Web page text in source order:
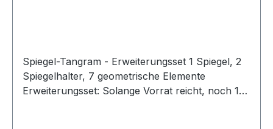
Spiegel-Tangram - Erweiterungsset 1 Spiegel, 2
Spiegelhalter, 7 geometrische Elemente
Erweiterungsset: Solange Vorrat reicht, noch 1